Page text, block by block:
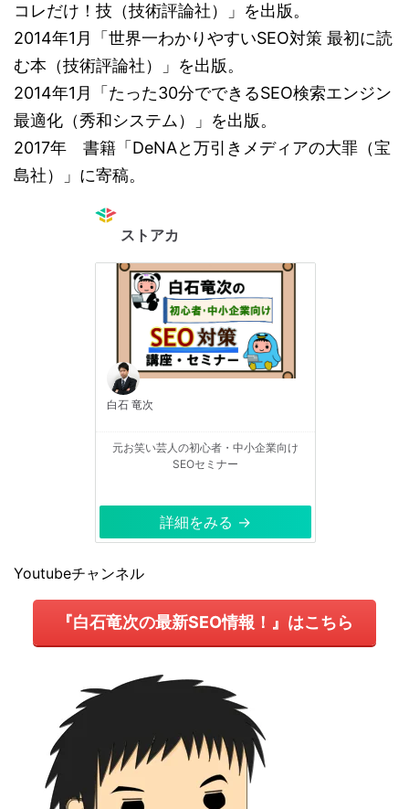
コレだけ！技（技術評論社）」を出版。
2014年1月「世界一わかりやすいSEO対策 最初に読
む本（技術評論社）」を出版。
2014年1月「たった30分でできるSEO検索エンジン
最適化（秀和システム）」を出版。
2017年 書籍「DeNAと万引きメディアの大罪（宝
島社）」に寄稿。
ストアカ
白石 竜次
元お笑い芸人の初心者・中小企業向け
SEOセミナー
詳細をみる →
Youtubeチャンネル
『白石竜次の最新SEO情報！』はこちら